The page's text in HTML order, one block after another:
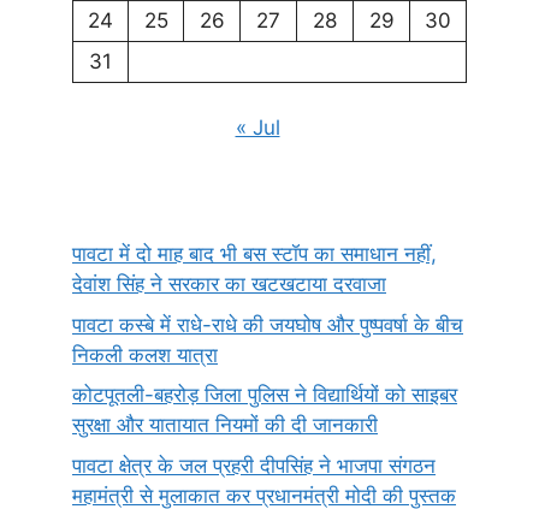
24
25 26 27 28 29
30
31
« Jul
पावटा में दो माह बाद भी बस स्टॉप का समाधान नहीं,
देवांश सिंह ने सरकार का खटखटाया दरवाजा
पावटा कस्बे में राधे-राधे की जयघोष और पुष्पवर्षा के बीच
निकली कलश यात्रा
कोटपूतली-बहरोड़ जिला पुलिस ने विद्यार्थियों को साइबर
सुरक्षा और यातायात नियमों की दी जानकारी
पावटा क्षेत्र के जल प्रहरी दीपसिंह ने भाजपा संगठन
महामंत्री से मुलाकात कर प्रधानमंत्री मोदी की पुस्तक